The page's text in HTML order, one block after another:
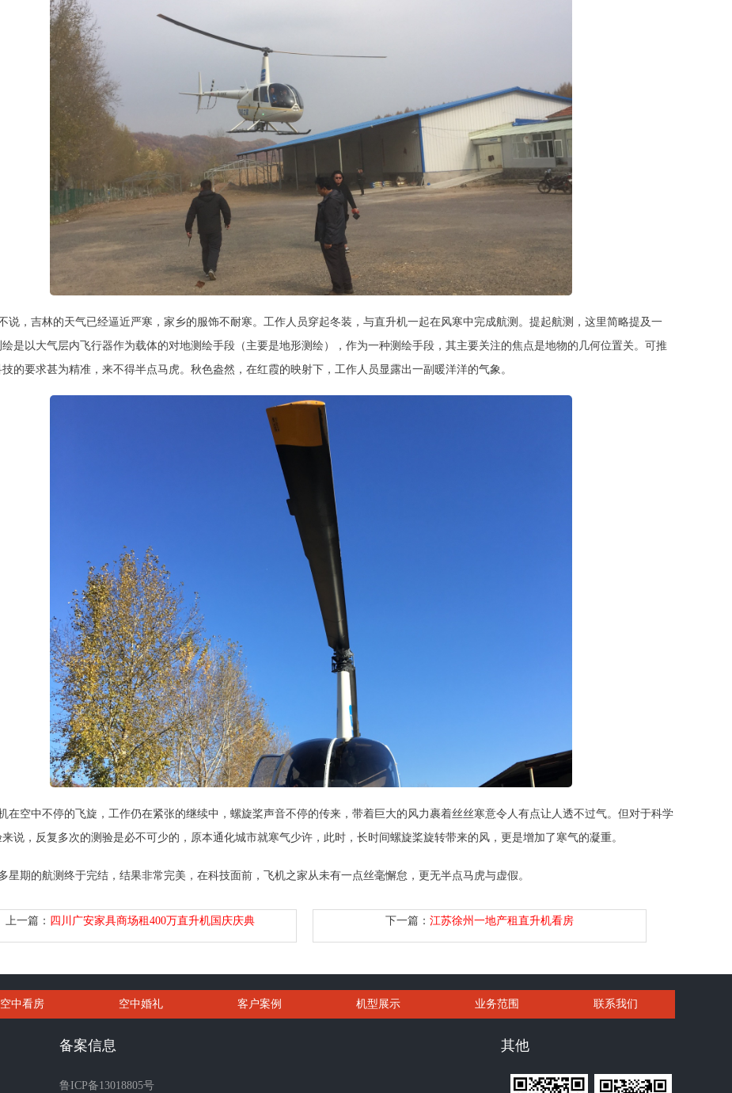
说，吉林的天气已经逼近严寒，家乡的服饰不耐寒。工作人员穿起冬装，与直升机一起在风寒中完成航测。提起航测，这里简略提及一
是以大气层内飞行器作为载体的对地测绘手段（主要是地形测绘），作为一种测绘手段，其主要关注的焦点是地物的几何位置关。可推
的要求甚为精准，来不得半点马虎。秋色盎然，在红霞的映射下，工作人员显露出一副暖洋洋的气象。
在空中不停的飞旋，工作仍在紧张的继续中，螺旋桨声音不停的传来，带着巨大的风力裹着丝丝寒意令人有点让人透不过气。但对于科学
说，反复多次的测验是必不可少的，原本通化城市就寒气少许，此时，长时间螺旋桨旋转带来的风，更是增加了寒气的凝重。
星期的航测终于完结，结果非常完美，在科技面前，飞机之家从未有一点丝毫懈怠，更无半点马虎与虚假。
上一篇： 四川广安家具商场租400万直升机国庆庆典 下一篇： 江苏徐州一地产租直升机看房
空中看房 空中婚礼 客户案例 机型展示 业务范围 联系我们
备案信息
鲁ICP备13018805号
其他